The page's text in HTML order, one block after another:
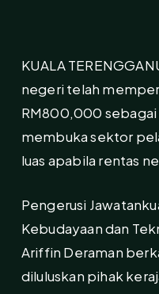
KUALA
negeri telah
RM800,000
membuka sektor
luas apabila rentas
Pengerusi
Kebudayaan dan
Ariffin Deraman
diluluskan pihak